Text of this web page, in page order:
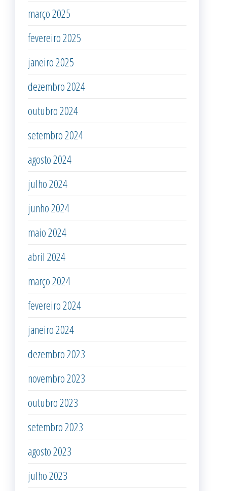
março 2025
fevereiro 2025
janeiro 2025
dezembro 2024
outubro 2024
setembro 2024
agosto 2024
julho 2024
junho 2024
maio 2024
abril 2024
março 2024
fevereiro 2024
janeiro 2024
dezembro 2023
novembro 2023
outubro 2023
setembro 2023
agosto 2023
julho 2023